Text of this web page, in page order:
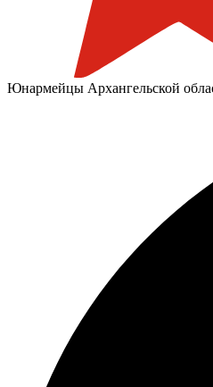
Юнармейцы Архангельской